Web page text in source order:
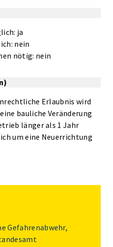
ja
nein
nötig: nein
Erlaubnis wird
bauliche Veränderung
länger als 1 Jahr
um eine Neuerrichtung
Gefahrenabwehr,